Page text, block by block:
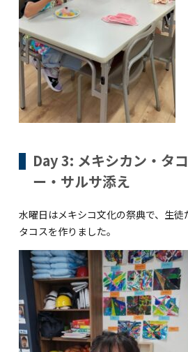
Day 3: メキシカン・タ
ー・サルサ添え
水曜日はメキシコ文化の祭典で、生
タコスを作りました。